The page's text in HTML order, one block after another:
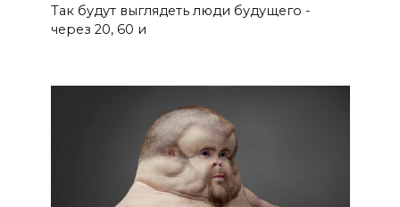
Так будут выглядеть люди будущего -
через 20, 60 и